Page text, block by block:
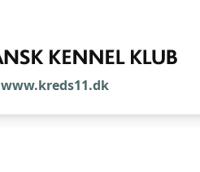
www.kreds11.dk